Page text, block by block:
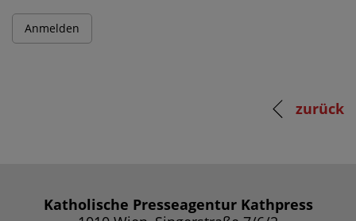
zurück
Katholische Presseagentur Kathpress